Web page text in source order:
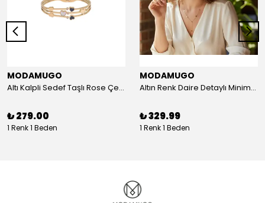
MODAMUGO
Altı Kalpli Sedef Taşlı Rose Çelik Kelepçe Bileklik
₺ 279.00
1 Renk 1 Beden
MODAMUGO
Altın Renk Daire Detaylı Minimal Y Çelik Kolye
₺ 329.99
1 Renk 1 Beden